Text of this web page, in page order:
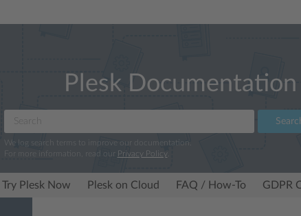
Plesk
We log search terms to improve our documentation.
For more information, read our Privacy Policy.
Try Plesk Now Plesk on Cloud FAQ / How-To GDPR